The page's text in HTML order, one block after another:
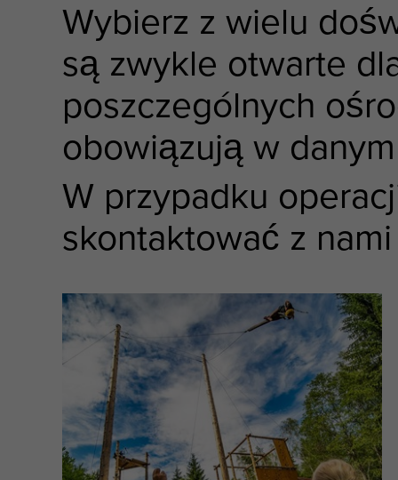
Wybierz z wielu
są zwykle otwarte
poszczególnych
obowiązują w
W przypadku
skontaktować z